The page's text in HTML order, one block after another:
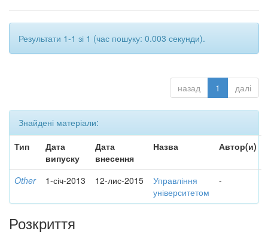
Результати 1-1 зі 1 (час пошуку: 0.003 секунди).
назад 1 далі
Знайдені матеріали:
Тип
Дата
випуску
Дата
внесення
Назва Автор(и)
Other 1-січ-2013 12-лис-2015
Управління
університетом
-
Розкриття